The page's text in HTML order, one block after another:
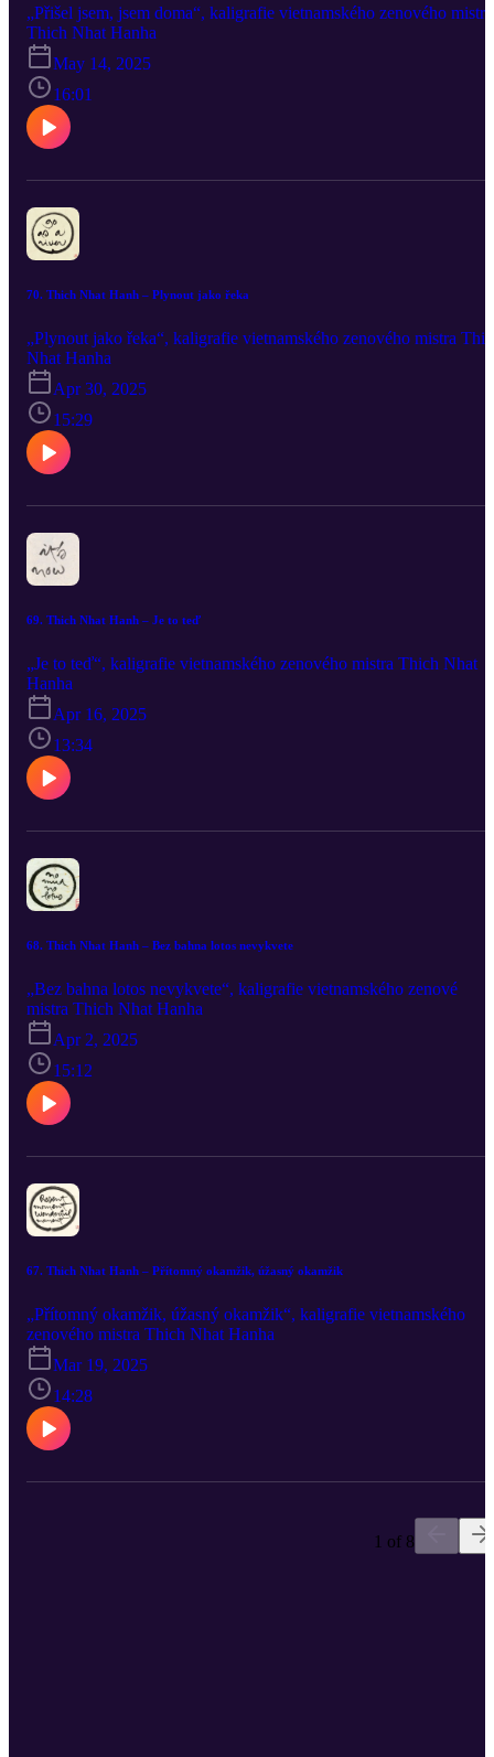
„Přišel jsem, jsem doma“, kaligrafie vietnamského zenového mistra
Thich Nhat Hanha
May 14, 2025
16:01
70. Thich Nhat Hanh – Plynout jako řeka
„Plynout jako řeka“, kaligrafie vietnamského zenového mistra
Nhat Hanha
Apr 30, 2025
15:29
69. Thich Nhat Hanh – Je to teď
„Je to teď“, kaligrafie vietnamského zenového mistra Thich Nhat
Hanha
Apr 16, 2025
13:34
68. Thich Nhat Hanh – Bez bahna lotos nevykvete
„Bez bahna lotos nevykvete“, kaligrafie vietnamského zenové
mistra Thich Nhat Hanha
Apr 2, 2025
15:12
67. Thich Nhat Hanh – Přítomný okamžik, úžasný okamžik
„Přítomný okamžik, úžasný okamžik“, kaligrafie vietnamského
zenového mistra Thich Nhat Hanha
Mar 19, 2025
14:28
1 of 8